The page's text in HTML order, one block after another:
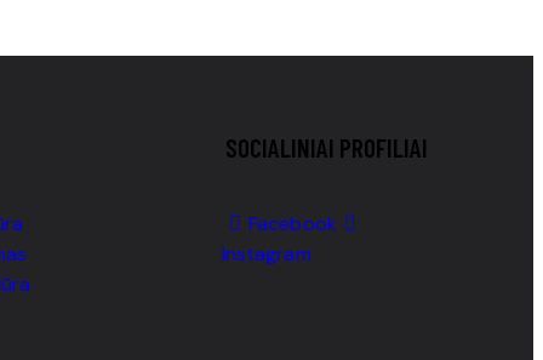
SOCIALINIAI PROFILIAI
Facebook
Instagram